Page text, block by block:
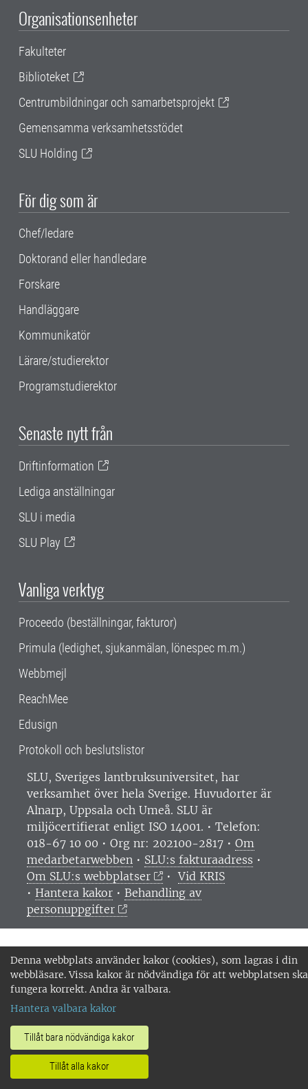
Denna webbplats använder kakor (cookies), som lagras i din
webbläsare. Vissa kakor är nödvändiga för att webbplatsen ska
fungera korrekt. Andra är valbara.
Hantera valbara kakor
Tillåt bara nödvändiga kakor
Tillåt alla kakor
Organisationsenheter
Fakulteter
Biblioteket
Centrumbildningar och samarbetsprojekt
Gemensamma verksamhetsstödet
SLU Holding
För dig som är
Chef/ledare
Doktorand eller handledare
Forskare
Handläggare
Kommunikatör
Lärare/studierektor
Programstudierektor
Senaste nytt från
Driftinformation
Lediga anställningar
SLU i media
SLU Play
Vanliga verktyg
Proceedo (beställningar, fakturor)
Primula (ledighet, sjukanmälan, lönespec m.m.)
Webbmejl
ReachMee
Edusign
Protokoll och beslutslistor
SLU, Sveriges lantbruksuniversitet, har
verksamhet över hela Sverige. Huvudorter är
Alnarp, Uppsala och Umeå. SLU är
miljöcertifierat enligt ISO 14001. • Telefon:
018-67 10 00 • Org nr: 202100-2817 • Om
medarbetarwebben • SLU:s fakturaadress •
Om SLU:s webbplatser
•Vid KRIS
• Hantera kakor • Behandling av
personuppgifter